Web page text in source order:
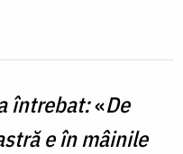
întrebat:«De
e în mâinile